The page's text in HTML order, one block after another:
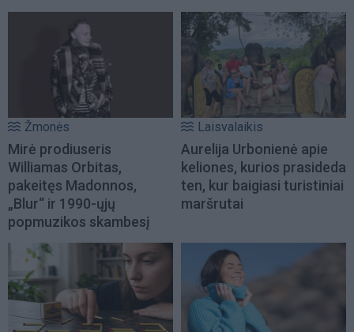
Žmonės
Mirė prodiuseris
Williamas Orbitas,
pakeitęs Madonnos,
„Blur“ ir 1990-ųjų
popmuzikos skambesį
Laisvalaikis
Aurelija Urbonienė apie
keliones, kurios prasideda
ten, kur baigiasi turistiniai
maršrutai